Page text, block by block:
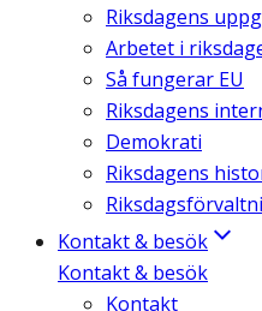
Riksdagens
Arbetet i
Så fungerar EU
Riksdagens
Demokrati
Riksdagens
Kontakt & besök
Kontakt & besök
Kontakt